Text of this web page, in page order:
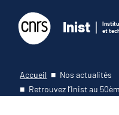
Inist
et
Accueil
Nos actualités
Retrouvez l’Inist au